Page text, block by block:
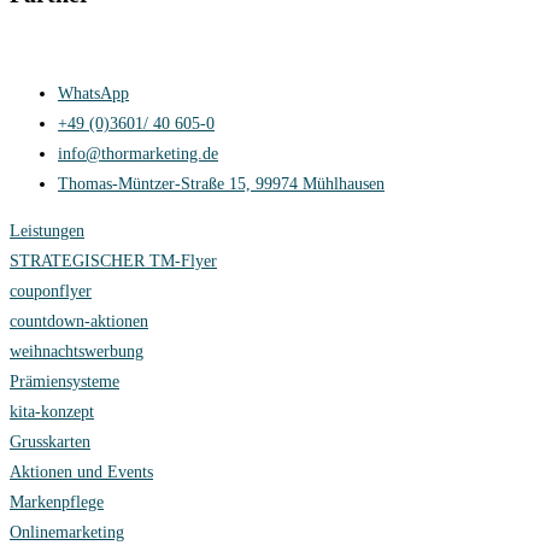
WhatsApp
+49 (0)3601/ 40 605-0
info@thormarketing.de
Thomas-Müntzer-Straße 15, 99974 Mühlhausen
Leistungen
STRATEGISCHER TM-Flyer
couponflyer
countdown-aktionen
weihnachtswerbung
Prämiensysteme
kita-konzept
Grusskarten
Aktionen und Events
Markenpflege
Onlinemarketing